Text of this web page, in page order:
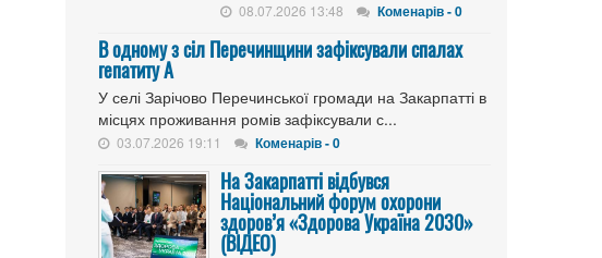
08.07.2026 13:48 Коменарів - 0
В одному з сіл Перечинщини зафіксували спалах
гепатиту А
У селі Зарічово Перечинської громади на Закарпатті в
місцях проживання ромів зафіксували с...
03.07.2026 19:11 Коменарів - 0
На Закарпатті відбувся
Національний форум охорони
здоров’я «Здорова Україна 2030»
(ВІДЕО)